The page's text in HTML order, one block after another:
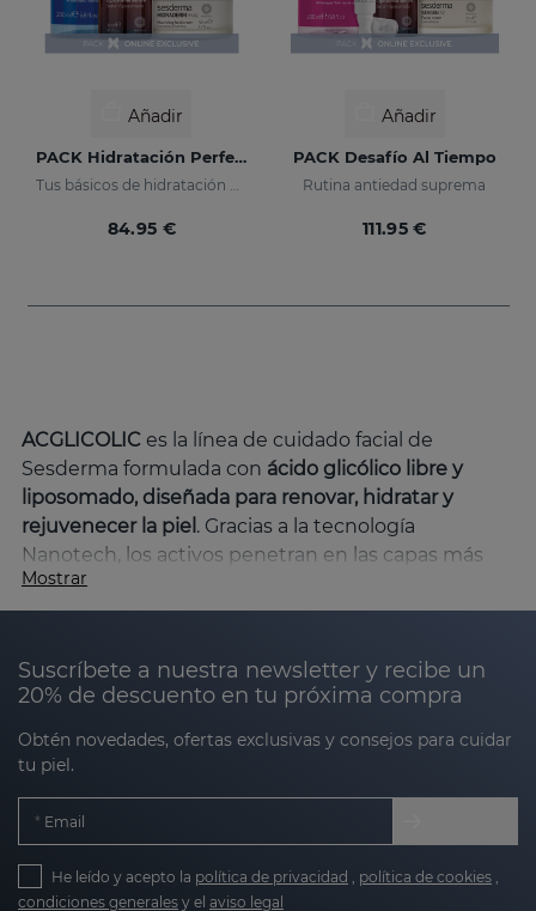
Añadir
PACK Hidratación Perfecta
Tus básicos de hidratación en un pack
84.95 €
Añadir
PACK Desafío Al Tiempo
Rutina antiedad suprema
111.95 €
ACGLICOLIC es la línea de cuidado facial de
Sesderma formulada con ácido glicólico libre y
liposomado, diseñada para renovar, hidratar y
rejuvenecer la piel . Gracias a la tecnología
Nanotech, los activos penetran en las capas más
profundas de la epidermis, asegurando una eficacia
máxima con alta tolerancia.
Beneficios clave de la línea ACGLICOLIC
Renovación celular: el ácido glicólico exfolia
suavemente, eliminando células muertas y
estimulando la regeneración.
Hidratación profunda: ingredientes como el
ácido hialurónico y la vitamina E mantienen la
Mostrar
Suscríbete a nuestra newsletter y recibe un
20% de descuento en tu próxima compra
Obtén novedades, ofertas exclusivas y consejos para cuidar
tu piel.
Email
He leído y acepto la política de privacidad , política de cookies ,
condiciones generales y el aviso legal